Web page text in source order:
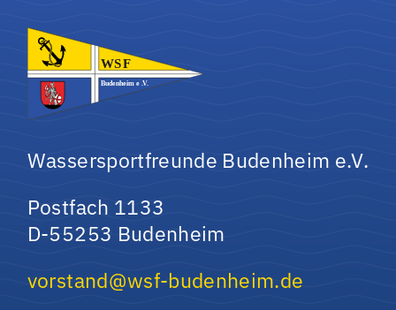
Wassersportfreunde Budenheim e.V.
Postfach 1133
D-55253 Budenheim
vorstand@wsf-budenheim.de